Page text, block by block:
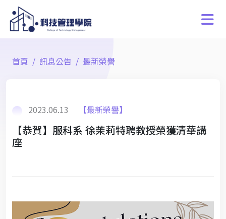
首頁 訊息公告 最新榮譽
2023.06.13 【最新榮譽】
【恭賀】服科系 徐茉莉特聘教授榮獲清華講
座